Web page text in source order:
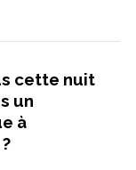
cette nuit
un
à